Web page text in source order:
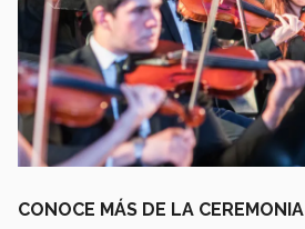
CONOCE MÁS DE LA CEREMONIA